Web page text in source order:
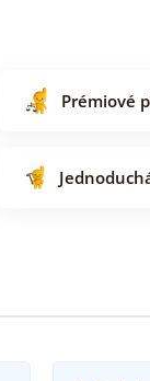
Prémiové